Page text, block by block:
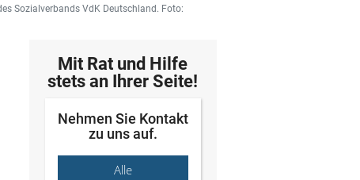
Sozialverbands VdK Deutschland. Foto:
Mit Rat und Hilfe
stets an Ihrer Seite!
Nehmen Sie Kontakt
zu uns auf.
Alle